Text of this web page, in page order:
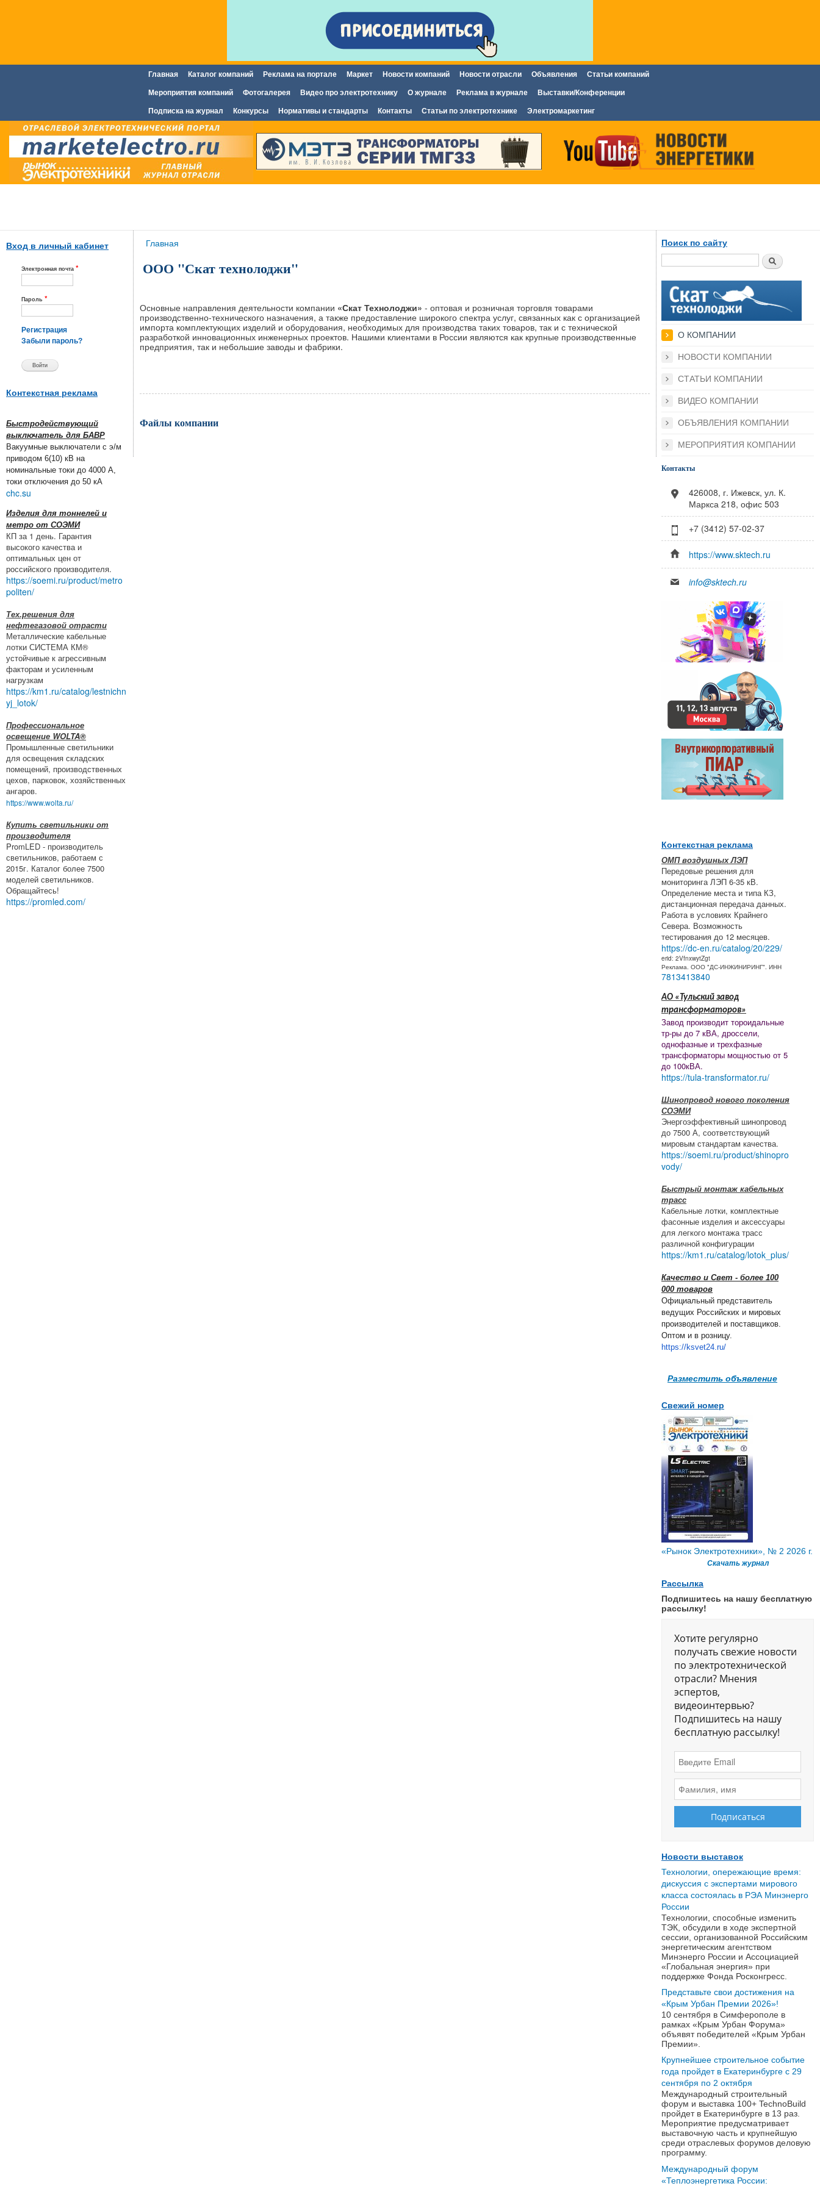
содержанию
Главное меню
Главная Каталог компаний Реклама на портале Маркет Новости компаний Новости отрасли Объявления Статьи компаний
Мероприятия компаний Фотогалерея Видео про электротехнику О журнале Реклама в журнале Выставки/Конференции
Подписка на журнал Конкурсы Нормативы и стандарты Контакты Статьи по электротехнике Электромаркетинг
Вход в личный кабинет
Электронная почта *
Пароль *
Регистрация
Забыли пароль?
Контекстная реклама
Быстродействующий
выключатель для БАВР
Вакуумные выключатели с э/м
приводом 6(10) кВ на
номинальные токи до 4000 А,
токи отключения до 50 кА
chc.su
Изделия для тоннелей и
метро от СОЭМИ
КП за 1 день. Гарантия
высокого качества и
оптимальных цен от
российского производителя.
https://soemi.ru/product/metro
politen/
Тех.решения для
нефтегазовой отрасти
Металлические кабельные
лотки СИСТЕМА КМ®
устойчивые к агрессивным
факторам и усиленным
нагрузкам
https://km1.ru/catalog/lestnichn
yj_lotok/
Профессиональное
освещение WOLTA®
Промышленные светильники
для освещения складских
помещений, производственных
цехов, парковок, хозяйственных
ангаров.
https://www.wolta.ru/
Купить светильники от
производителя
PromLED - производитель
светильников, работаем с
2015г. Каталог более 7500
моделей светильников.
Обращайтесь!
https://promled.com/
Вы здесь
Главная
ООО "Скат технолоджи"
Основные направления деятельности компании «Скат Технолоджи» - оптовая и розничная торговля товарами
производственно-технического назначения, а также предоставление широкого спектра услуг, связанных как с организацией
импорта комплектующих изделий и оборудования, необходимых для производства таких товаров, так и с технической
разработкой инновационных инженерных проектов. Нашими клиентами в России являются как крупные производственные
предприятия, так и небольшие заводы и фабрики.
Файлы компании
Поиск по сайту
Поиск
О КОМПАНИИ
НОВОСТИ КОМПАНИИ
СТАТЬИ КОМПАНИИ
ВИДЕО КОМПАНИИ
ОБЪЯВЛЕНИЯ КОМПАНИИ
МЕРОПРИЯТИЯ КОМПАНИИ
Контакты
426008, г. Ижевск, ул. К.
Маркса 218, офис 503
+7 (3412) 57-02-37
https://www.sktech.ru
info@sktech.ru
Контекстная реклама
ОМП воздушных ЛЭП
Передовые решения для
мониторинга ЛЭП 6-35 кВ.
Определение места и типа КЗ,
дистанционная передача данных.
Работа в условиях Крайнего
Севера. Возможность
тестирования до 12 месяцев.
https://dc-en.ru/catalog/20/229/
erid: 2VfnxwytZgt
Реклама. ООО "ДС-ИНЖИНИРИНГ". ИНН
7813413840
АО «Тульский завод
трансформаторов»
Завод производит тороидальные
тр-ры до 7 кВА, дроссели,
однофазные и трехфазные
трансформаторы мощностью от 5
до 100кВА.
https://tula-transformator.ru/
Шинопровод нового поколения
СОЭМИ
Энергоэффективный шинопровод
до 7500 А, соответствующий
мировым стандартам качества.
https://soemi.ru/product/shinopro
vody/
Быстрый монтаж кабельных
трасс
Кабельные лотки, комплектные
фасонные изделия и аксессуары
для легкого монтажа трасс
различной конфигурации
https://km1.ru/catalog/lotok_plus/
Качество и Свет - более 100
000 товаров
Официальный представитель
ведущих Российских и мировых
производителей и поставщиков.
Оптом и в розницу.
https://ksvet24.ru/
Разместить объявление
Свежий номер
«Рынок Электротехники», № 2 2026 г.
Скачать журнал
Рассылка
Подпишитесь на нашу бесплатную
рассылку!
Хотите регулярно
получать свежие новости
по электротехнической
отрасли? Мнения
эспертов,
видеоинтервью?
Подпишитесь на нашу
бесплатную рассылку!
Новости выставок
Технологии, опережающие время:
дискуссия с экспертами мирового
класса состоялась в РЭА Минэнерго
России
Технологии, способные изменить
ТЭК, обсудили в ходе экспертной
сессии, организованной Российским
энергетическим агентством
Минэнерго России и Ассоциацией
«Глобальная энергия» при
поддержке Фонда Росконгресс.
Представьте свои достижения на
«Крым Урбан Премии 2026»!
10 сентября в Симферополе в
рамках «Крым Урбан Форума»
объявят победителей «Крым Урбан
Премии».
Крупнейшее строительное событие
года пройдет в Екатеринбурге с 29
сентября по 2 октября
Международный строительный
форум и выставка 100+ TechnoBuild
пройдет в Екатеринбурге в 13 раз.
Мероприятие предусматривает
выставочную часть и крупнейшую
среди отраслевых форумов деловую
программу.
Международный форум
«Теплоэнергетика России: